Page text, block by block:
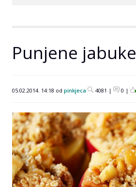
Punjene jabuke
05.02.2014. 14:18 od pinkjeca 4081 | 0 |